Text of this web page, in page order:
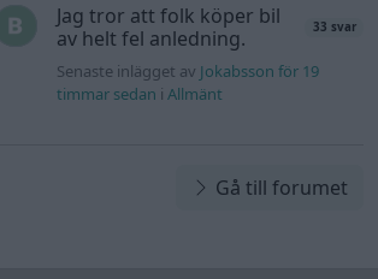
Jag tror att folk köper bil
av helt fel anledning.
33 svar
Senaste inlägget av Jokabsson för 19
timmar sedan i Allmänt
Gå till forumet